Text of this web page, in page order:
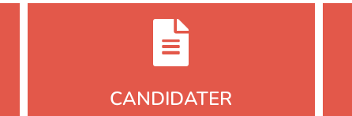
CANDIDATER